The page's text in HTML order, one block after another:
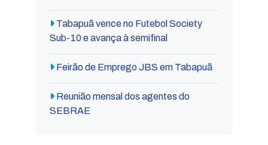
Tabapuã vence no Futebol Society
Sub-10 e avança à semifinal
Feirão de Emprego JBS em Tabapuã
Reunião mensal dos agentes do
SEBRAE